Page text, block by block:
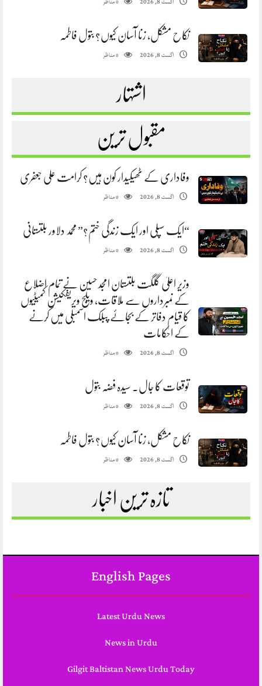
نکاح مشکل، زنا آسان کیوں؟ بتول فاطمہ
اگست 8, 2026 0مناظر
اشتہار
مقبول ترین
وفاداری کے ٹھیکیدار کون ہیں؟ کرامت علی جعفری
اگست 8, 2026 0مناظر
“ایک سپلی اور ایک زندگی ختم؟” محمد دلاور بلتستانی
اگست 8, 2026 0مناظر
وزیر اعلیٰ گلگت بلتستان امجد حسین نے تمام اضلاع
کے نمبرداروں سے ملاقات، ویلج ویریفکیشن کمیٹیوں
کا قیام دفاتر کے بجائے پبلک اسمبلی میں کرنے
کے احکامات
اگست 8, 2026 0مناظر
توقعات کا جال. سیدہ فضہ بتول
اگست 8, 2026 0مناظر
نکاح مشکل، زنا آسان کیوں؟ بتول فاطمہ
اگست 8, 2026 0مناظر
تازہ ترین اخبار
English Pages
Latest Urdu News
News in Urdu
Gilgit Baltistan News Urdu Today